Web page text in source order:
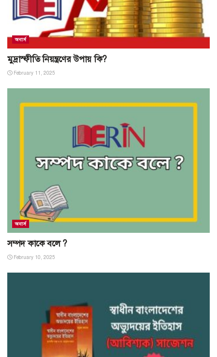
অনার্স
মুদ্রাস্ফীতি নিয়ন্ত্রণের উপায় কি?
February 11, 2025
অনার্স
সম্পদ কাকে বলে ?
February 10, 2025